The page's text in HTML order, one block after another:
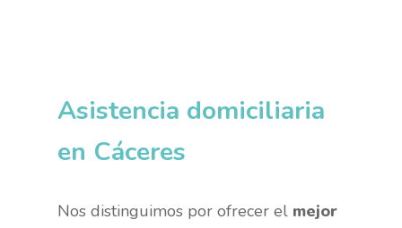
Asistencia domiciliaria
en Cáceres
Nos distinguimos por ofrecer el mejor